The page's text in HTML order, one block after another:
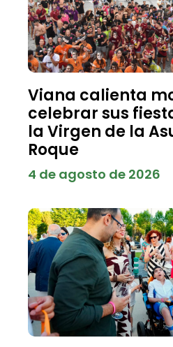
Viana calienta
celebrar sus
la Virgen de la
Roque
4 de agosto de 2026